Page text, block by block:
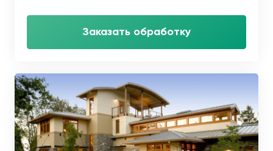
Заказать обработку